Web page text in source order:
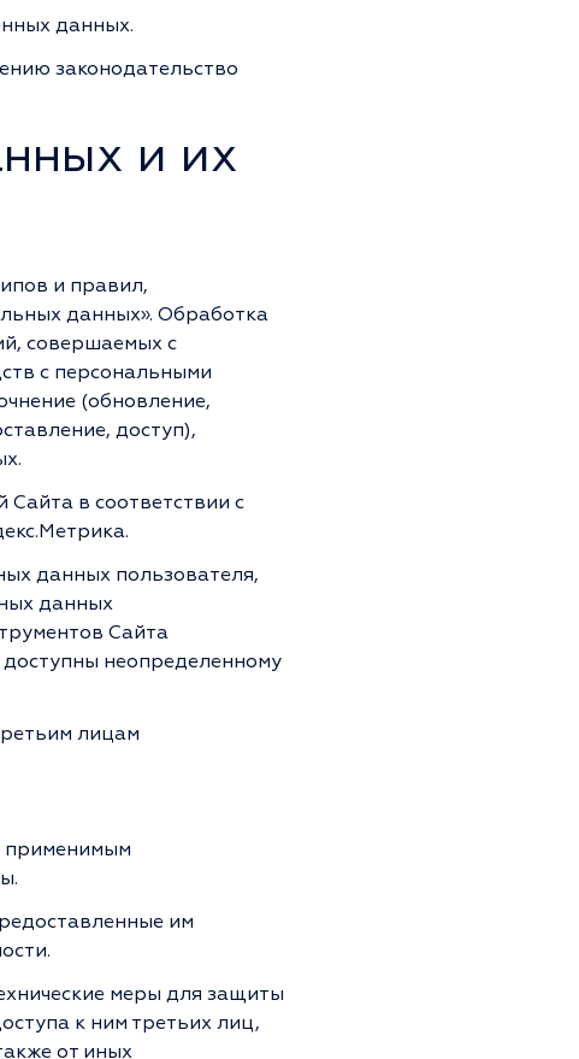
данных.
законодательство
и их
и правил,
данных». Обработка
совершаемых с
с персональными
(обновление,
доступ),
в соответствии с
данных пользователя,
данных
Сайта
доступны неопределенному
лицам
применимым
им
меры для защиты
к ним третьих лиц,
от иных